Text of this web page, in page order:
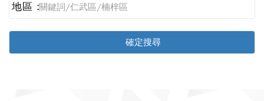
地區 :